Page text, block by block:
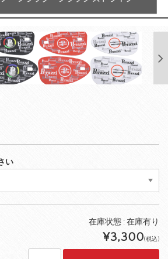
い
在庫状態 :在庫有り
¥3,300(税込)